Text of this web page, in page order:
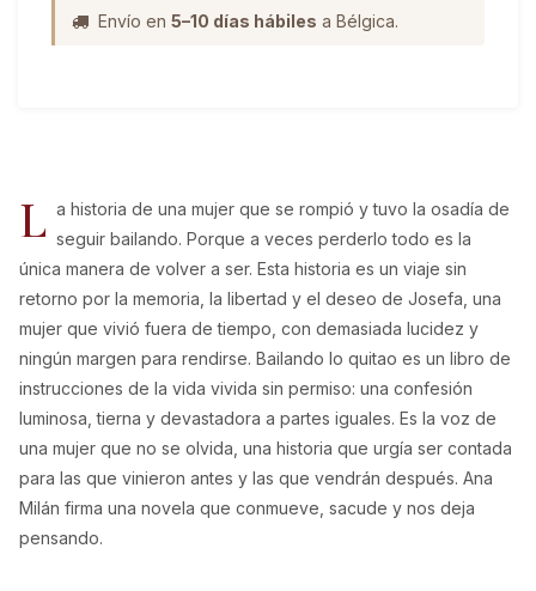
Envío en 5–10 días hábiles a Bélgica.
L a historia de una mujer que se rompió y tuvo la osadía de
seguir bailando. Porque a veces perderlo todo es la
única manera de volver a ser. Esta historia es un viaje sin
retorno por la memoria, la libertad y el deseo de Josefa, una
mujer que vivió fuera de tiempo, con demasiada lucidez y
ningún margen para rendirse. Bailando lo quitao es un libro de
instrucciones de la vida vivida sin permiso: una confesión
luminosa, tierna y devastadora a partes iguales. Es la voz de
una mujer que no se olvida, una historia que urgía ser contada
para las que vinieron antes y las que vendrán después. Ana
Milán firma una novela que conmueve, sacude y nos deja
pensando.